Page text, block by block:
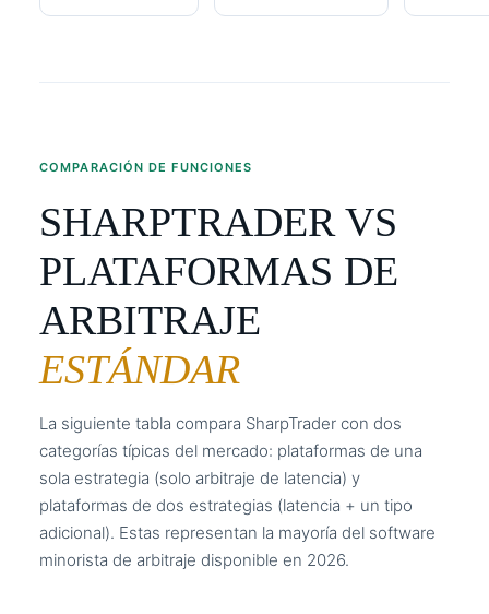
COMPARACIÓN DE FUNCIONES
SHARPTRADER VS
PLATAFORMAS DE
ARBITRAJE
ESTÁNDAR
La siguiente tabla compara SharpTrader con dos
categorías típicas del mercado: plataformas de una
sola estrategia (solo arbitraje de latencia) y
plataformas de dos estrategias (latencia + un tipo
adicional). Estas representan la mayoría del software
minorista de arbitraje disponible en 2026.